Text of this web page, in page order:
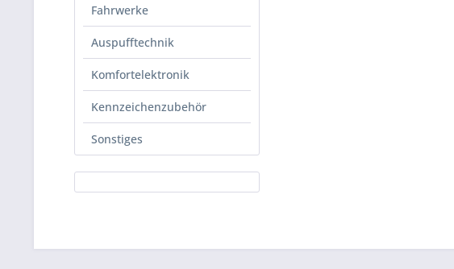
Fahrwerke
Auspufftechnik
Komfortelektronik
Kennzeichenzubehör
Sonstiges